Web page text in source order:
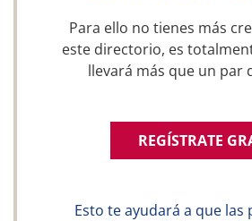
Para ello no tienes más
este directorio, es
llevará más que un par
REGÍSTRATE
Esto te ayudará a que las